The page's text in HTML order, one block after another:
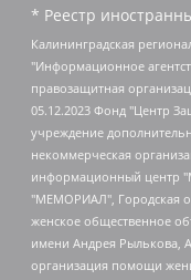
* Реестр
Калининградская региональная общественная организация "Экозащита!-Женсовет", Фонд содействия защите прав и свобод граждан "Общественный вердикт", Фонд "Институт Развития Свободы Информации", Частное учреждение "Информационное агентство МЕМО. РУ", Региональная общественная организация "Общественная комиссия по сохранению наследия академика Сахарова", Фонд поддержки свободы прессы, Санкт-Петербургская общественная правозащитная организация "Гражданский контроль", Межрегиональная общественная организация "Информационно-просветительский центр "Мемориал", Региональный Фонд "Центр Защиты Прав Средств Массовой Информации", с 05.12.2023 Фонд "Центр Защиты Прав Средств массовой информации", Региональная общественная благотворительная организация помощи беженцам и мигрантам "Гражданское содействие", Негосударственное образовательное учреждение дополнительного профессионального образования (повышение квалификации) специалистов "АКАДЕМИЯ ПО ПРАВАМ ЧЕЛОВЕКА", Свердловская региональная общественная организация "Сутяжник", Автономная некоммерческая организация "Центр независимых